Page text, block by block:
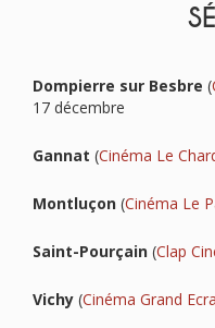
Dompierre sur Besbre (
17 décembre
Gannat (Cinéma Le
Montluçon (Cinéma Le
Saint-Pourçain (Clap
Vichy (Cinéma Grand